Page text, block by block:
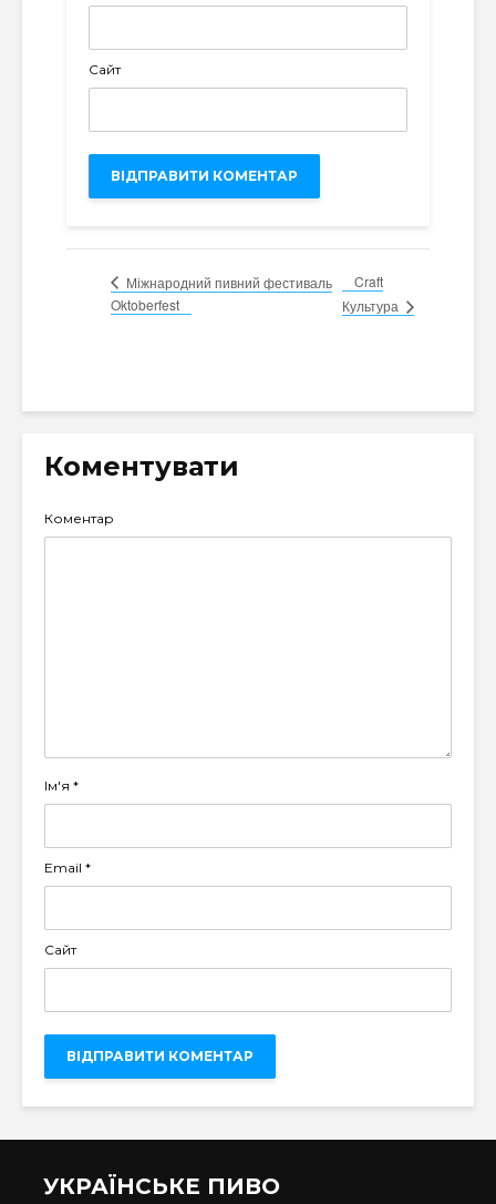
Сайт
Міжнародний пивний фестиваль
Oktoberfest
Craft
Культура
Коментувати
Коментар
Ім'я *
Email *
Сайт
УКРАЇНСЬКЕ ПИВО